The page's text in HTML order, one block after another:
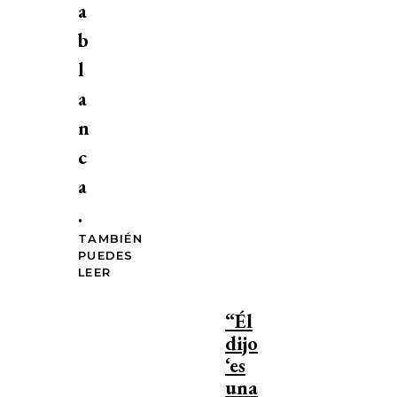
a
b
l
a
n
c
a
.
TAMBIÉN
PUEDES
LEER
“Él
dijo
‘es
una